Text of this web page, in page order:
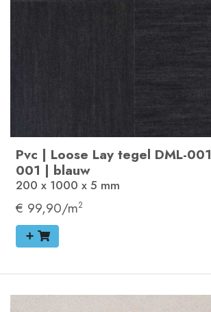
Pvc | Loose Lay tegel DML-001
001 | blauw
200 x 1000 x 5 mm
€ 99,90/m2